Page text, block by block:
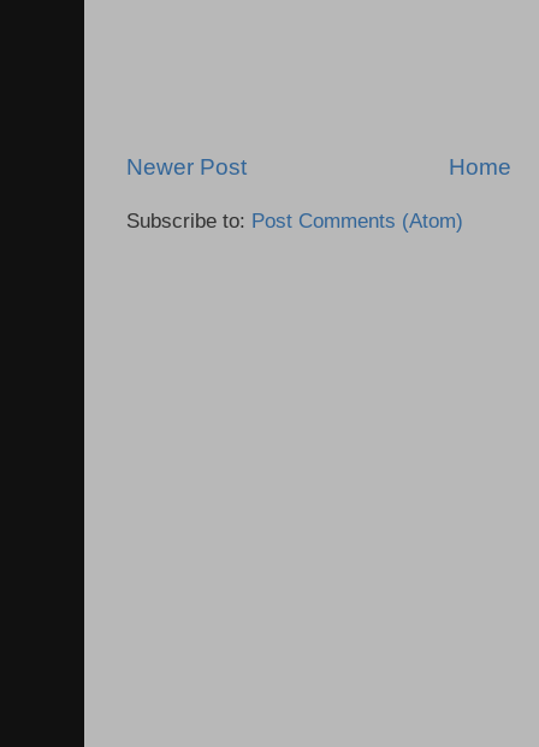
Newer Post Home
Subscribe to: Post Comments (Atom)